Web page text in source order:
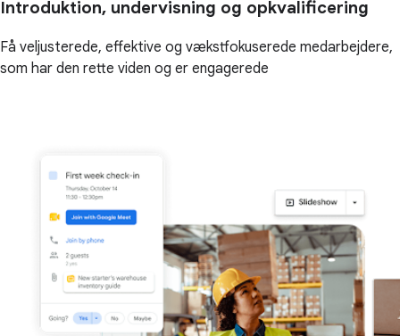
Introduktion, undervisning og opkvalificering
Få veljusterede, effektive og vækstfokuserede medarbejdere,
som har den rette viden og er engagerede